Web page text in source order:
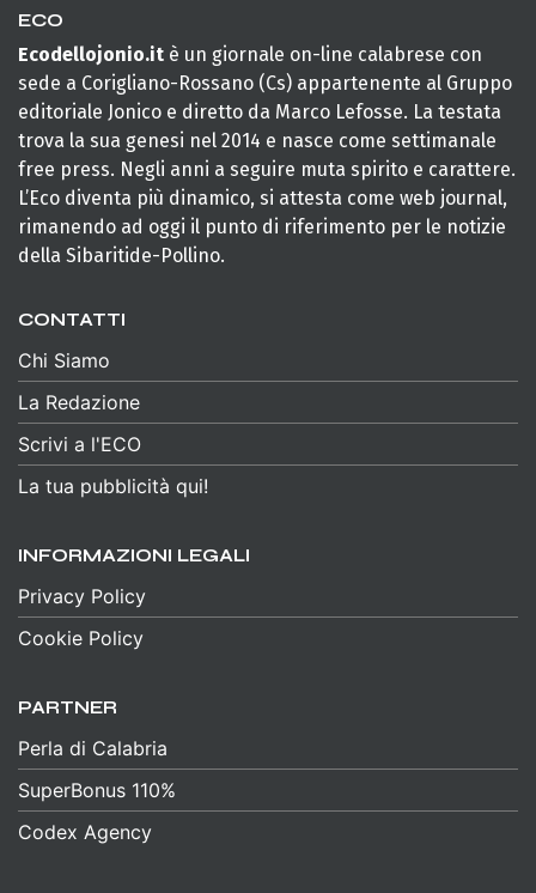
ECO
Ecodellojonio.it è un giornale on-line calabrese con
sede a Corigliano-Rossano (Cs) appartenente al Gruppo
editoriale Jonico e diretto da Marco Lefosse. La testata
trova la sua genesi nel 2014 e nasce come settimanale
free press. Negli anni a seguire muta spirito e carattere.
L’Eco diventa più dinamico, si attesta come web journal,
rimanendo ad oggi il punto di riferimento per le notizie
della Sibaritide-Pollino.
CONTATTI
Chi Siamo
La Redazione
Scrivi a l'ECO
La tua pubblicità qui!
INFORMAZIONI LEGALI
Privacy Policy
Cookie Policy
PARTNER
Perla di Calabria
SuperBonus 110%
Codex Agency